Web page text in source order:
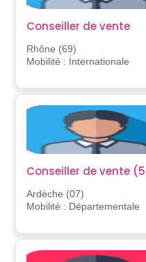
Conseiller de vente
Rhône (69)
Mobilité : Internationale
Conseiller de vente
Ardèche (07)
Mobilité : Départementale